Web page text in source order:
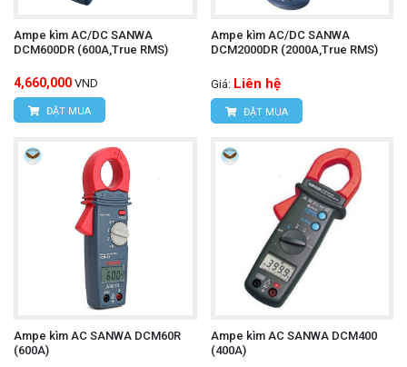
Ampe kìm AC/DC SANWA
DCM600DR (600A,True RMS)
4,660,000 VND
ĐẶT MUA
Ampe kìm AC/DC SANWA
DCM2000DR (2000A,True RMS)
Giá: Liên hệ
ĐẶT MUA
Ampe kìm AC SANWA DCM60R
(600A)
Ampe kìm AC SANWA DCM400
(400A)